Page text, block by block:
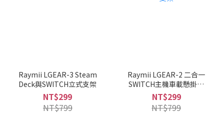
Raymii LGEAR-3 Steam
Deck與SWITCH立式支架
NT$299
NT$799
Raymii LGEAR-2 二合一
SWITCH主機車載懸掛與
桌面支架
NT$299
NT$799